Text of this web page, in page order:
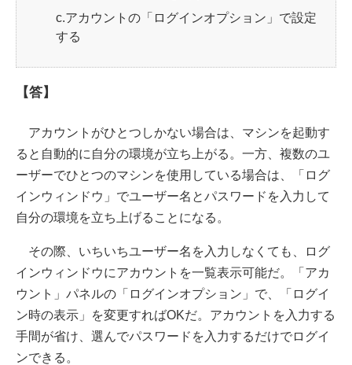
c.アカウントの「ログインオプション」で設定
する
【答】
アカウントがひとつしかない場合は、マシンを起動す
ると自動的に自分の環境が立ち上がる。一方、複数のユ
ーザーでひとつのマシンを使用している場合は、「ログ
インウィンドウ」でユーザー名とパスワードを入力して
自分の環境を立ち上げることになる。
その際、いちいちユーザー名を入力しなくても、ログ
インウィンドウにアカウントを一覧表示可能だ。「アカ
ウント」パネルの「ログインオプション」で、「ログイ
ン時の表示」を変更すればOKだ。アカウントを入力する
手間が省け、選んでパスワードを入力するだけでログイ
ンできる。